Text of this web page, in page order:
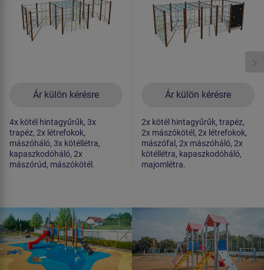
Ár külön kérésre
4x kötél hintagyűrűk, 3x
trapéz, 2x létrefokok,
mászóháló, 3x kötéllétra,
kapaszkodóháló, 2x
mászórúd, mászókötél.
Ár külön kérésre
2x kötél hintagyűrűk, trapéz,
2x mászókötél, 2x létrefokok,
mászófal, 2x mászóháló, 2x
kötéllétra, kapaszkodóháló,
majomlétra.